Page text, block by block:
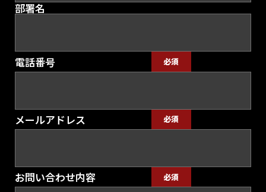
部署名
電話番号 必須
メールアドレス 必須
お問い合わせ内容 必須